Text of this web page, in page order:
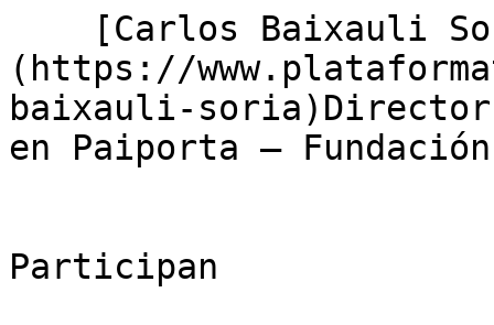
(https://
baixauli-soria)Director
en Paiporta — Fundación
Participan